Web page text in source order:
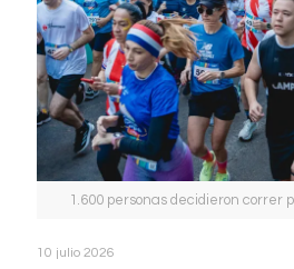
1.600 personas decidieron correr
10 julio 2026